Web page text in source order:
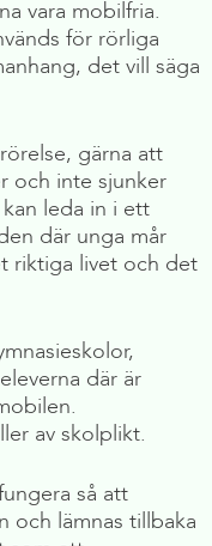
vara mobilfria.
för rörliga
det vill säga
gärna att
och inte sjunker
leda in i ett
där unga mår
riktiga livet och det
där är
av skolplikt.
så att
och lämnas tillbaka